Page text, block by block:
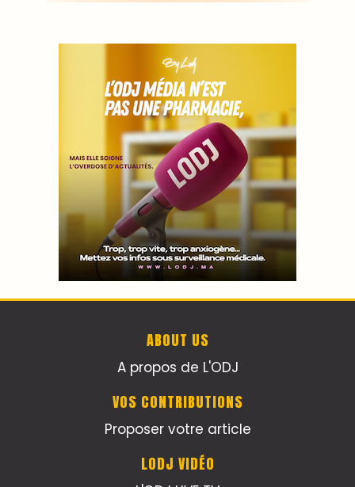
ABOUT US
A propos de L'ODJ
VOS CONTRIBUTIONS
Proposer votre article
LODJ VIDÉO